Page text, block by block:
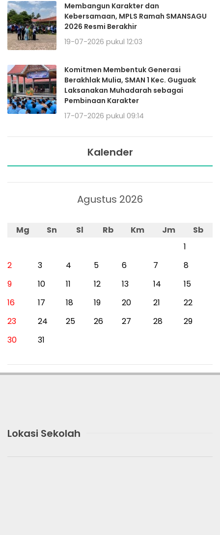
Membangun Karakter dan
Kebersamaan, MPLS Ramah SMANSAGU
2026 Resmi Berakhir
19-07-2026 pukul 12:03
Komitmen Membentuk Generasi
Berakhlak Mulia, SMAN 1 Kec. Guguak
Laksanakan Muhadarah sebagai
Pembinaan Karakter
17-07-2026 pukul 09:14
Kalender
Agustus 2026
Mg Sn Sl Rb Km Jm
Sb
1
2
3 4 5 6 7
8
9
10 11 12 13 14
15
16
17 18 19 20 21
22
23
24 25 26 27 28
29
30
31
Lokasi Sekolah